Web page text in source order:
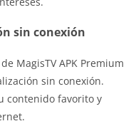
sin conexión
MagisTV APK Premium
sin conexión.
contenido favorito y